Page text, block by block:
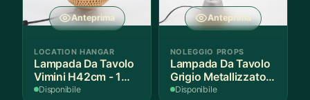
Anteprima
LOCATION HANGAR
Lampada Da Tavolo
Vimini H42cm - 1
Pezzo
Disponibile
Anteprima
NOLEGGIO PROPS
Lampada Da Tavolo
Grigio Metallizzato
H55cm - 1 Pezzo
Disponibile